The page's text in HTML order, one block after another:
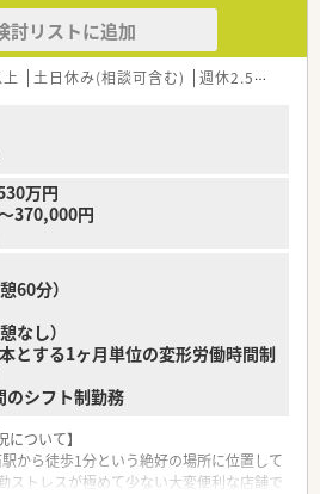
90％以上と高く、平均勤続年数14年と従
高い職場です。
です。
に現場に出ているため、現場の意見が経営
です。
ています】
ていますが、社会保険と同等の待遇となる
支給しています。
率は100%であり、仕事と子育てを両立し
で支援しています。
ノルマは一切なく、安心して医療提供に専
ています。
討リストに追加
土日休み(相談可含む) 週休2.5日以上
万円
370,000円
60分）
なし）
とする1ヶ月単位の変形労働時間制
シフト制勤務
について】
から徒歩1分という絶好の場所に位置して
ストレスが極めて少ない大変便利な店舗で